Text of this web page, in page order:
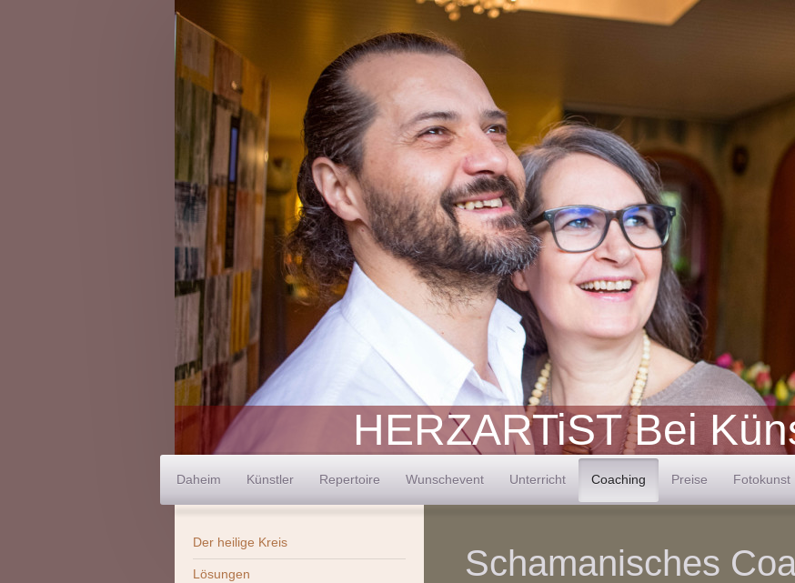
HERZARTiST Bei
Daheim Künstler Repertoire Wunschevent Unterricht Coaching Preise Fotokunst
Schamanisches
Der heilige Kreis
Lösungen